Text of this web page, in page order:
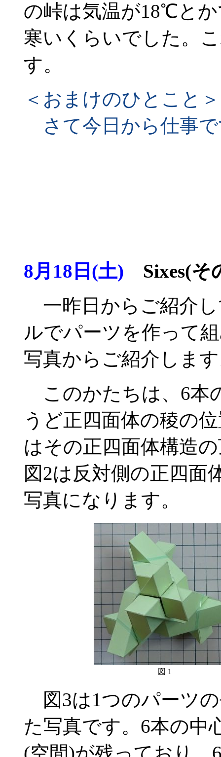
の峠は気温が18℃と
寒いくらいでした。
す。
＜おまけのひとこと＞
さて今日から仕事
8月18日(土) Sixes(そ
一昨日からご紹介し
ルでパーツを作って
写真からご紹介しま
このかたちは、6本
うど正四面体の稜の
はその正四面体構造
図2は反対側の正四面
写真になります。
図 1
図3は1つのパーツ
た写真です。6本の中